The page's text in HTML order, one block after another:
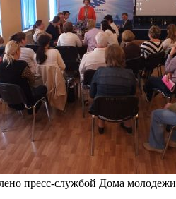
пресс-службой Дома молодежи